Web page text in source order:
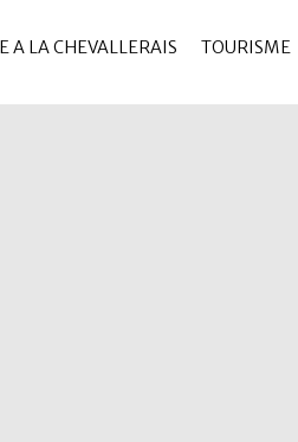
A LA CHEVALLERAIS TOURISME